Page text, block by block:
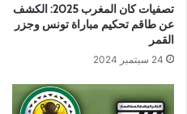
تصفيات كان المغرب 2025: الكشف
عن طاقم تحكيم مباراة تونس وجزر
القمر
24 سبتمبر 2024